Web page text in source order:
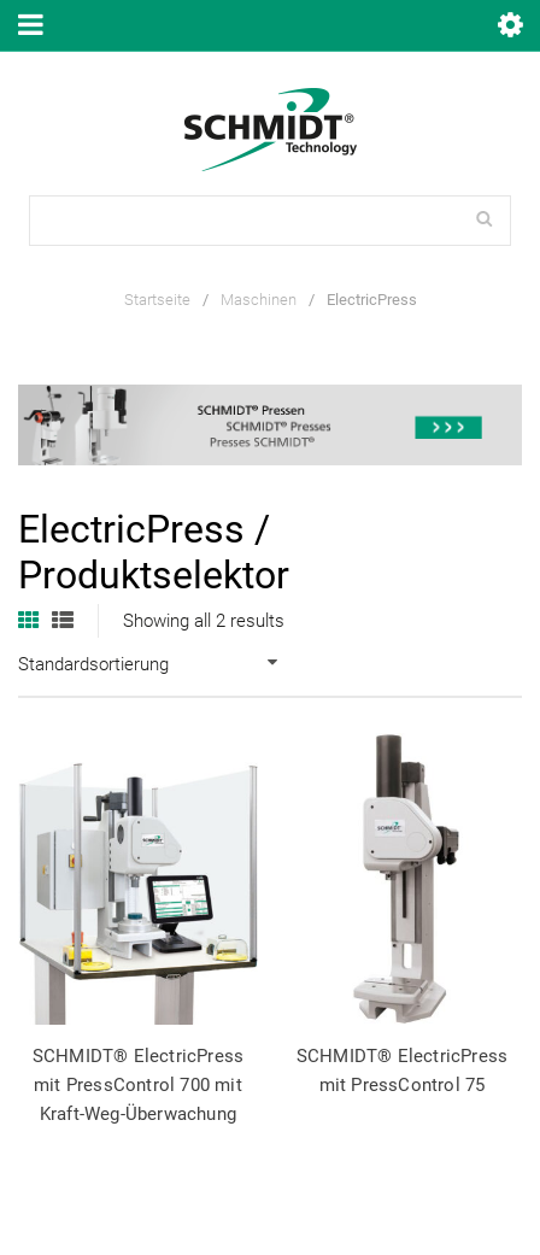
Startseite / Maschinen / ElectricPress
ElectricPress /
Produktselektor
Showing all 2 results
Standardsortierung
SCHMIDT® ElectricPress
mit PressControl 700 mit
Kraft-Weg-Überwachung
SCHMIDT® ElectricPress
mit PressControl 75